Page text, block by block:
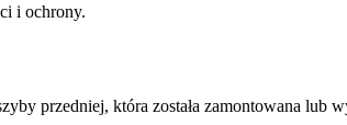
i ochrony.
przedniej, która została zamontowana lub